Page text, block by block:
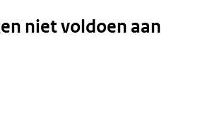
niet voldoen aan